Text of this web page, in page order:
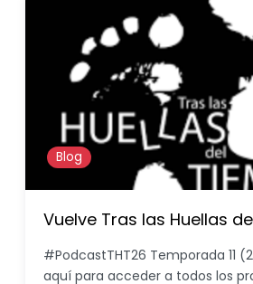
Blog
Vuelve Tras las Huellas
#PodcastTHT26 Temporada 11
aquí para acceder a todos los